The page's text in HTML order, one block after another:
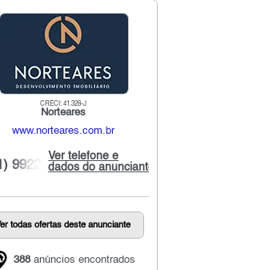
CRECI: 41.328-J
Norteares
www.norteares.com.br
Ver telefone e
dados do anunciante
9922...
todas ofertas deste anunciante
388anúncios encontrados